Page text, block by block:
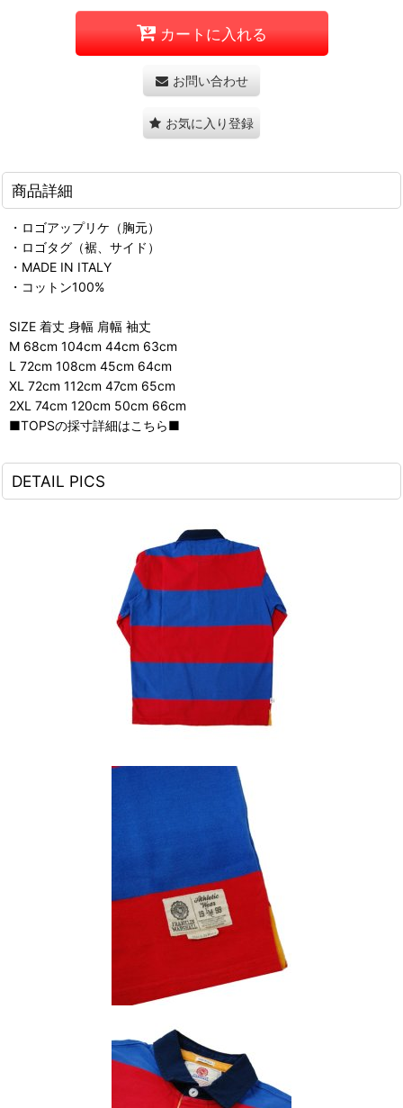
カートに入れる
お問い合わせ
お気に入り登録
商品詳細
・ロゴアップリケ（胸元）
・ロゴタグ（裾、サイド）
・MADE IN ITALY
・コットン100%
SIZE 着丈 身幅 肩幅 袖丈
M 68cm 104cm 44cm 63cm
L 72cm 108cm 45cm 64cm
XL 72cm 112cm 47cm 65cm
2XL 74cm 120cm 50cm 66cm
■TOPSの採寸詳細はこちら■
DETAIL PICS